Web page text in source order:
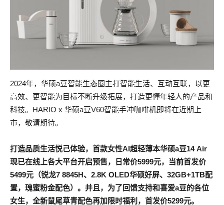
2024年，华硕a豆智能生态圈主打智能生活、互动互联，以更
高效、更智能为目标不断升级拓展，打造更懂年轻人的产品和
科技。HARIO x 华硕a豆V60智能手冲咖啡机即将在近期上
市，敬请期待。
打造品质生活悦己体验，首款女性AI超轻薄本华硕a豆14 Air
现已在线上各大平台开启预售，日常价5999元，当前首发价
5499元（锐龙7 8845H、2.8K OLED华硕好屏、32GB+1TB配
置，瑰蜜粉金配色）。并且，为了回馈支持和喜爱a豆的各位
女生，全新鼠尾草青配色再加限时福利，首发价5299元。